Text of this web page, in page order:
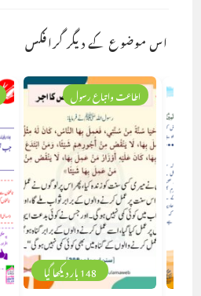
اس موضوع کے دیگر گرافکس
148 بار دیکھا گیا
اطاعت واتباع رسول